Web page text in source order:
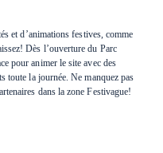
et d’animations festives, comme
Dès l’ouverture du Parc
pour animer le site avec des
toute la journée. Ne manquez pas
dans la zone Festivague!